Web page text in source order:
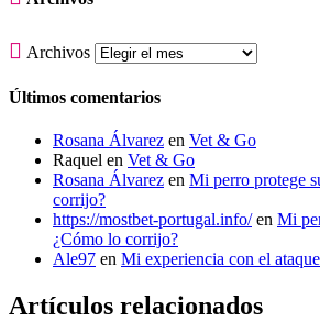
 Archivos
Últimos comentarios
Rosana Álvarez en Vet & Go
Raquel en Vet & Go
Rosana Álvarez en Mi perro protege
corrijo?
https://mostbet-portugal.info/en Mi
¿Cómo lo corrijo?
Ale97 en Mi experiencia con el
Artículos relacionados